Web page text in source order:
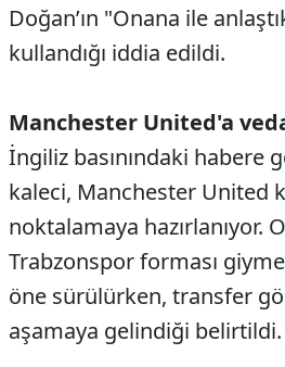
Doğan’ın "Onana ile
kullandığı iddia edildi.
Manchester United'a
İngiliz basınındaki habere
kaleci, Manchester United
noktalamaya hazırlanıyor.
Trabzonspor forması
öne sürülürken, transfer
aşamaya gelindiği belirtildi.